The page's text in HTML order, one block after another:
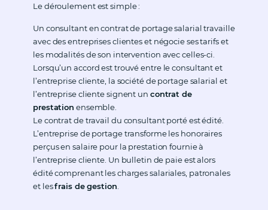
Le déroulement est simple :
Un consultant en contrat de portage salarial travaille
avec des entreprises clientes et négocie ses tarifs et
les modalités de son intervention avec celles-ci.
Lorsqu’un accord est trouvé entre le consultant et
l’entreprise cliente, la société de portage salarial et
l’entreprise cliente signent un contrat de
prestation ensemble.
Le contrat de travail du consultant porté est édité.
L’entreprise de portage transforme les honoraires
perçus en salaire pour la prestation fournie à
l’entreprise cliente. Un bulletin de paie est alors
édité comprenant les charges salariales, patronales
et lesfrais de gestion